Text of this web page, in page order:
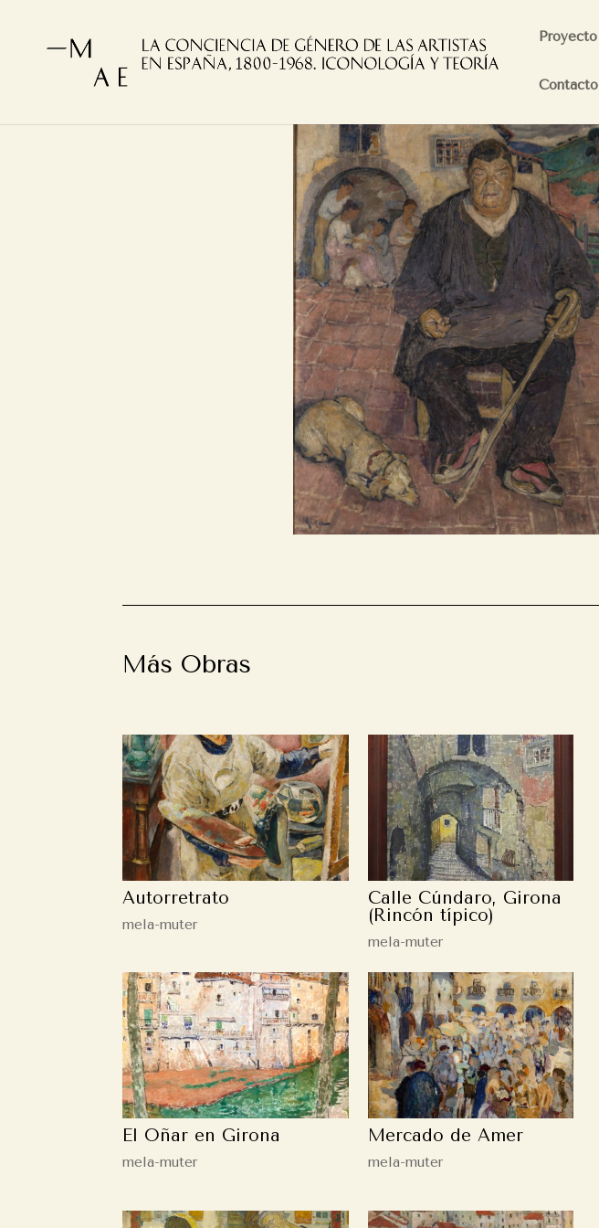
Proyecto
Contacto
Más Obras
Autorretrato
mela-muter
Calle Cúndaro, Girona
(Rincón típico)
mela-muter
El Oñar en Girona
mela-muter
Mercado de Amer
mela-muter